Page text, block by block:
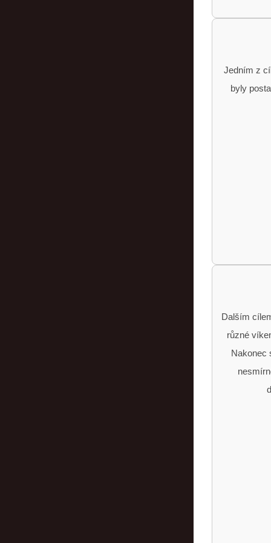
Jedním z
byly
Dalším
různé
Nakonec